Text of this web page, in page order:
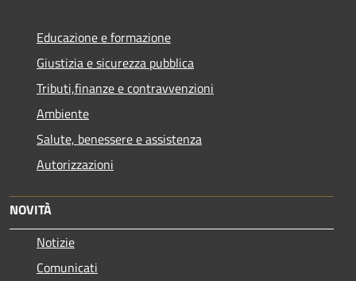
Educazione e formazione
Giustizia e sicurezza pubblica
Tributi,finanze e contravvenzioni
Ambiente
Salute, benessere e assistenza
Autorizzazioni
NOVITÀ
Notizie
Comunicati